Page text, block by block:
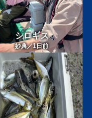
シロギス
妙典／1日前